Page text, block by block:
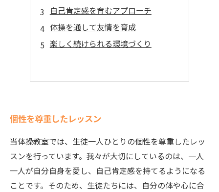
自己肯定感を育むアプローチ
体操を通して友情を育成
楽しく続けられる環境づくり
個性を尊重したレッスン
当体操教室では、生徒一人ひとりの個性を尊重したレッ
スンを行っています。我々が大切にしているのは、一人
一人が自分自身を愛し、自己肯定感を持てるようになる
ことです。そのため、生徒たちには、自分の体や心に合